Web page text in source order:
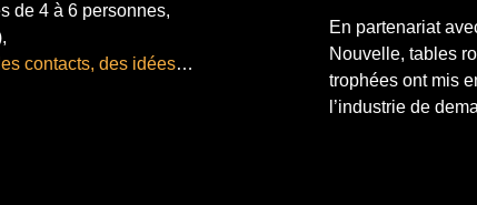
de 4 à 6 personnes,
contacts, des idées…
En partenariat
Nouvelle, tables
trophées ont mis
l’industrie de